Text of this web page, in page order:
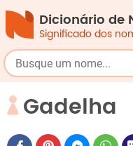
Dicionário de
Significado dos
Gadelha